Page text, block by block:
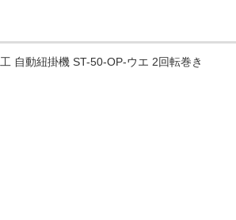
自動紐掛機 ST-50-OP-ウエ 2回転巻き